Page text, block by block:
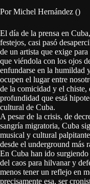
Por Michel Hernández ()
El día de la prensa en
festejos, casi pasó
de un artista que exige
que viéndola con los ojos
enfundarse en la humildad
ocupen el lugar entre
de la comicidad y el chiste,
profundidad que está
cultural de Cuba.
A pesar de la crisis, de
sangría migratoria, Cuba
musical y cultural
desde el underground más
En Cuba han ido
del caos para hilvanar y
menos tener un reflejo en
precisamente esa, ser